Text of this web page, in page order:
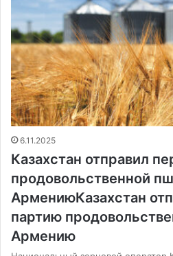
6.11.2025
Казахстан отправил
продовольственной
АрмениюКазахстан
партию
Армению